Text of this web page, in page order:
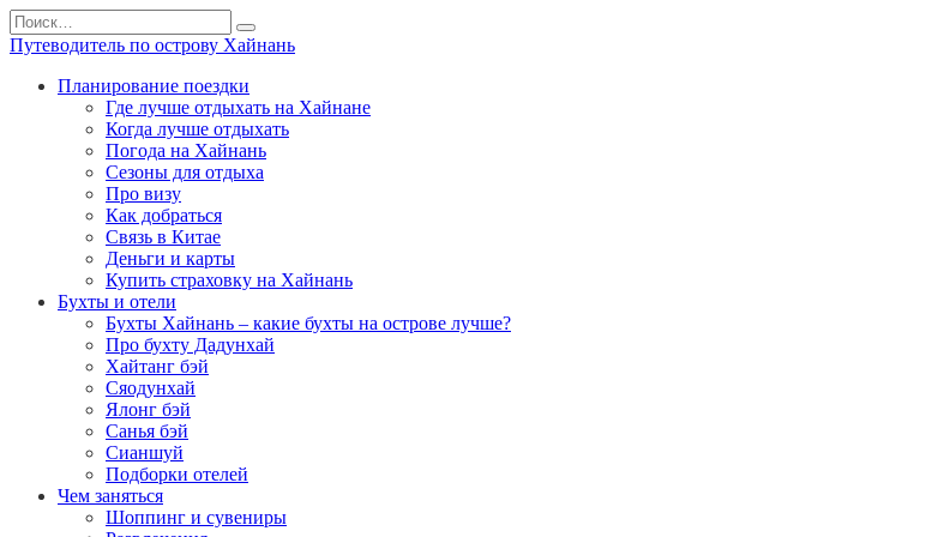
Перейти
к
содержанию
Search
for:
Путеводитель по острову Хайнань
Планирование поездки
Где лучше отдыхать на Хайнане
Когда лучше отдыхать
Погода на Хайнань
Сезоны для отдыха
Про визу
Как добраться
Связь в Китае
Деньги и карты
Купить страховку на Хайнань
Бухты и отели
Бухты Хайнань – какие бухты на острове лучше?
Про бухту Дадунхай
Хайтанг бэй
Сяодунхай
Ялонг бэй
Санья бэй
Сианшуй
Подборки отелей
Чем заняться
Шоппинг и сувениры